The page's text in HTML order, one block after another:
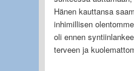
Hänen kauttansa
inhimillisen
oli ennen
terveen ja